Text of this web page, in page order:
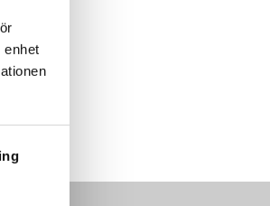
enhet